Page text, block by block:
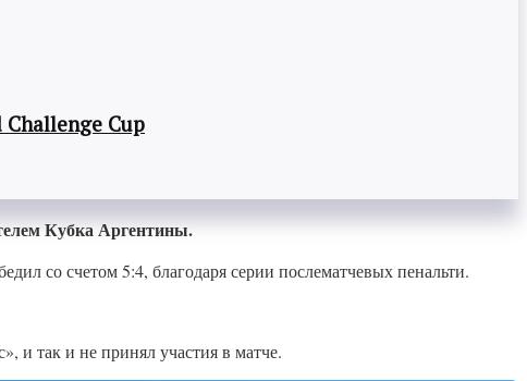
Cup
Кубка Аргентины.
со счетом 5:4, благодаря серии послематчевых пенальти.
и так и не принял участия в матче.